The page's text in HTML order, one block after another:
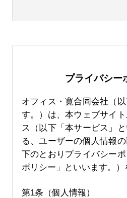
プライバシー
オフィス・寛合同会社（
す。）は、本ウェブサイ
ス（以下「本サービス」
る、ユーザーの個人情報
下のとおりプライバシー
ポリシー」といいます。）
第1条（個人情報）